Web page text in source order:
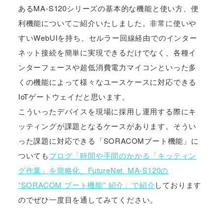
あるMA-S120シリーズの基本的な機能と使い方、便
利機能についてご紹介いたしました。非常に使いや
すいWebUIを持ち、セルラー回線経由でのインター
ネット接続を簡単に実現できるだけでなく、各種イ
ンターフェースや超低消費電力マイコンといった多
くの機能によって様々なユースケースに対応できる
IoTゲートウェイだと思います。
こういったデバイスを現場に採用し運用する際にキ
ッティングが課題となるケースがあります。そうい
った課題に対応できる「SORACOMブート機能」に
ついてもブログ「時間や手間のかかる「キッティン
グ作業」を簡略化、FutureNet MA-S120の
“SORACOM ブート機能” 紹介」で紹介しております
のでぜひ一度目を通してみてください。